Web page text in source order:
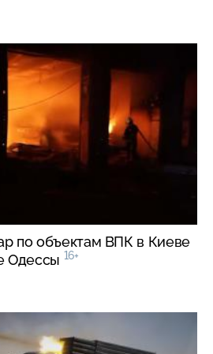
по объектам ВПК в Киеве
Одессы 16+